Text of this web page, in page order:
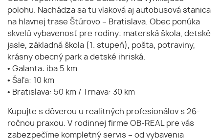
polohu. Nachádza sa tu vlaková aj autobusová stanica
na hlavnej trase Štúrovo – Bratislava. Obec ponúka
skvelú vybavenosť pre rodiny: materská škola, detské
jasle, základná škola (1. stupeň), pošta, potraviny,
krásny obecný park a detské ihriská.
• Galanta: iba 5 km
• Šaľa: 10 km
• Bratislava: 50 km / Trnava: 30 km
Kupujte s dôverou u realitných profesionálov s 26-
ročnou praxou. V rodinnej firme OB-REAL pre vás
zabezpečíme kompletný servis – od vybavenia